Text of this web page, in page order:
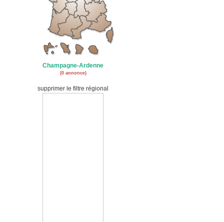
Champagne-Ardenne
(0 annonce)
supprimer le filtre régional